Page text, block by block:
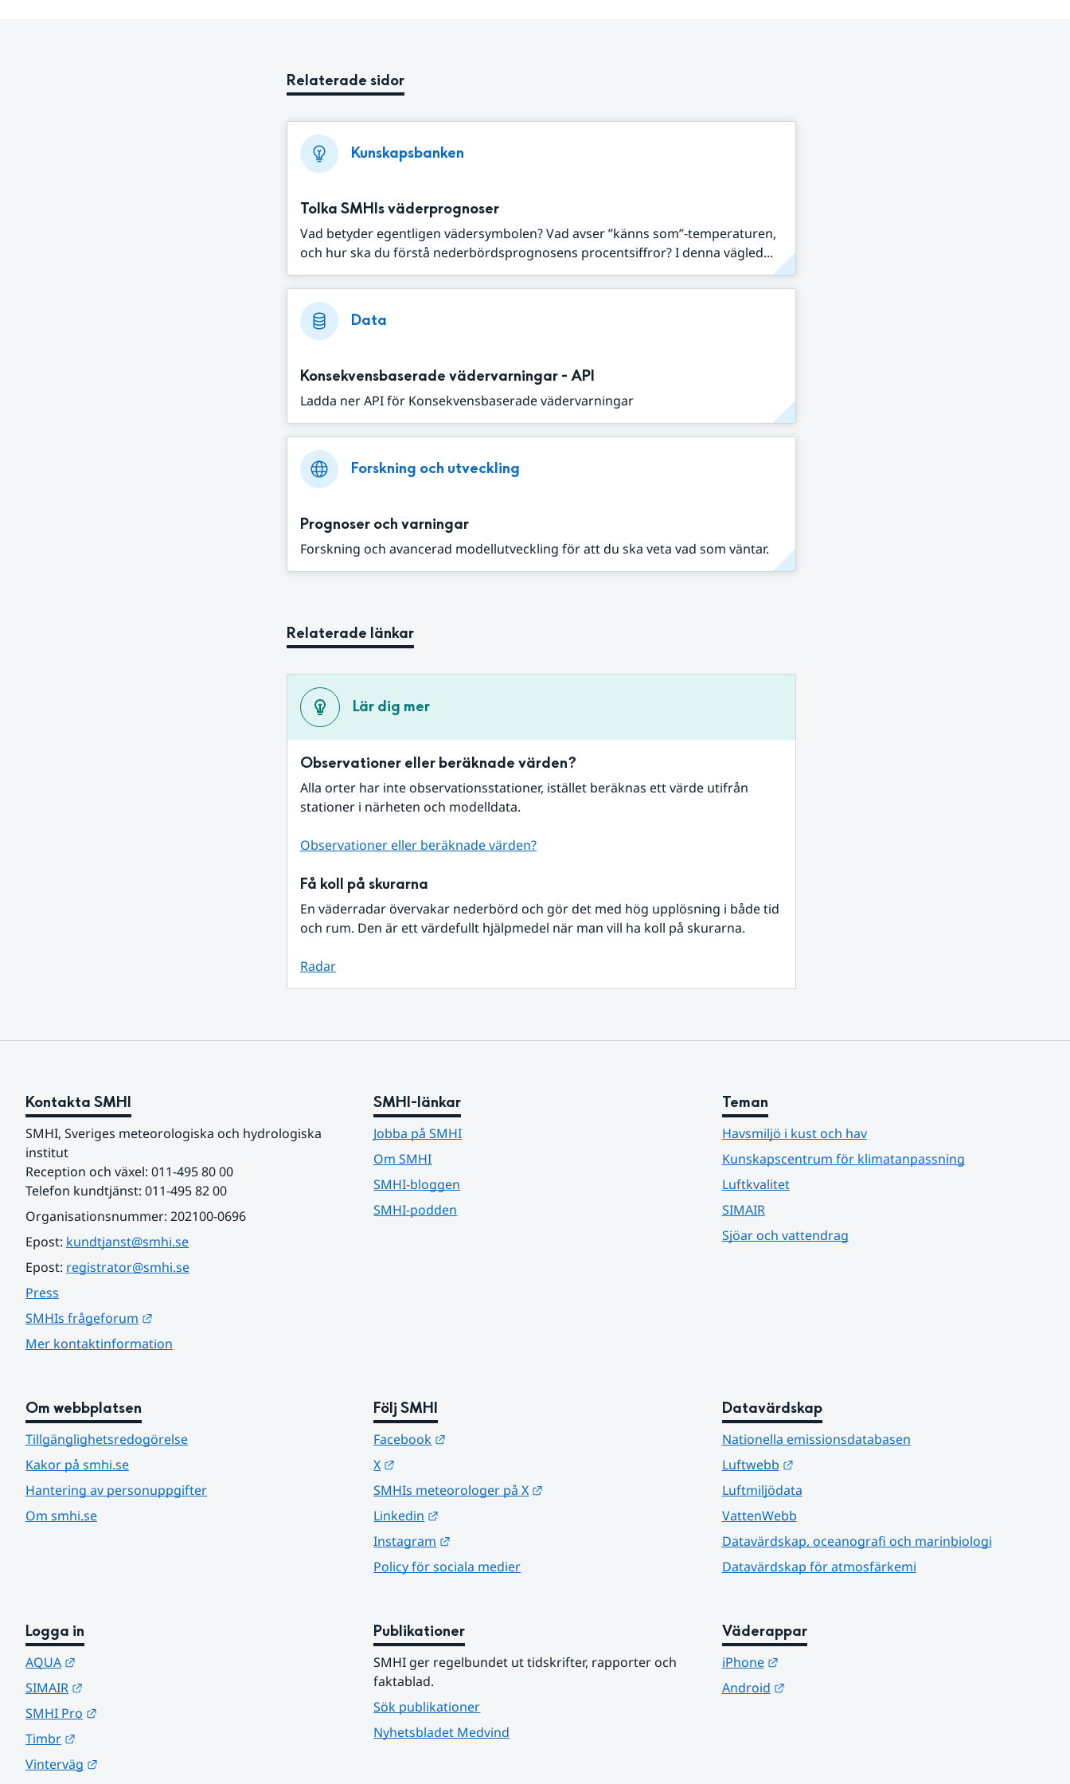
Relaterade sidor
Kunskapsbanken
Tolka SMHIs väderprognoser
Vad betyder egentligen vädersymbolen? Vad avser ”känns som”-temperaturen,
och hur ska du förstå nederbördsprognosens procentsiffror? I denna vägled...
Data
Konsekvensbaserade vädervarningar - API
Ladda ner API för Konsekvensbaserade vädervarningar
Forskning och utveckling
Prognoser och varningar
Forskning och avancerad modellutveckling för att du ska veta vad som väntar.
Relaterade länkar
Lär dig mer
Observationer eller beräknade värden?
Alla orter har inte observationsstationer, istället beräknas ett värde utifrån
stationer i närheten och modelldata.
Observationer eller beräknade värden?
Få koll på skurarna
En väderradar övervakar nederbörd och gör det med hög upplösning i både tid
och rum. Den är ett värdefullt hjälpmedel när man vill ha koll på skurarna.
Radar
Kontakta SMHI
SMHI, Sveriges meteorologiska och hydrologiska
institut
Reception och växel: 011-495 80 00
Telefon kundtjänst: 011-495 82 00
Organisationsnummer: 202100-0696
Epost: kundtjanst@smhi.se
Epost: registrator@smhi.se
Press
SMHIs frågeforum
Mer kontaktinformation
SMHI-länkar
Jobba på SMHI
Om SMHI
SMHI-bloggen
SMHI-podden
Teman
Havsmiljö i kust och hav
Kunskapscentrum för klimatanpassning
Luftkvalitet
SIMAIR
Sjöar och vattendrag
Om webbplatsen
Tillgänglighetsredogörelse
Kakor på smhi.se
Hantering av personuppgifter
Om smhi.se
Följ SMHI
Facebook
X
SMHIs meteorologer på X
Linkedin
Instagram
Policy för sociala medier
Datavärdskap
Nationella emissionsdatabasen
Luftwebb
Länk till annan webbplats.
Luftmiljödata
VattenWebb
Datavärdskap, oceanografi och marinbiologi
Datavärdskap för atmosfärkemi
Logga in
AQUA
SIMAIR
SMHI Pro
Timbr
Vinterväg
Publikationer
SMHI ger regelbundet ut tidskrifter, rapporter och
faktablad.
Sök publikationer
Nyhetsbladet Medvind
Väderappar
iPhone
Länk till annan webbplats.
Android
Länk till annan webbplats.